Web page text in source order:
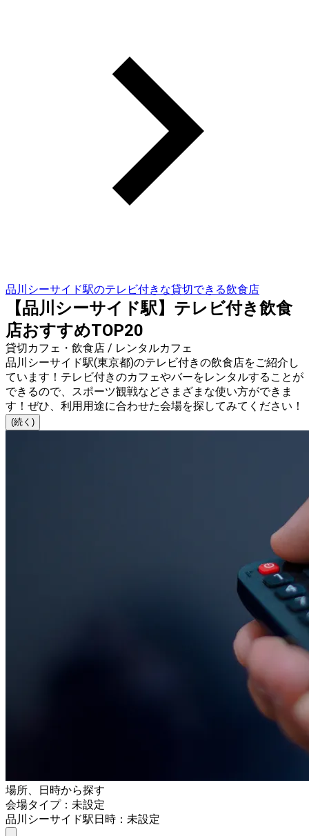
品川シーサイド駅のテレビ付きな貸切できる飲食店
【品川シーサイド駅】テレビ付き飲食
店おすすめTOP20
貸切カフェ・飲食店 / レンタルカフェ
品川シーサイド駅(東京都)のテレビ付きの飲食店をご紹介し
ています！テレビ付きのカフェやバーをレンタルすることが
できるので、スポーツ観戦などさまざまな使い方ができま
す！ぜひ、利用用途に合わせた会場を探してみてください！
(続く)
場所、日時から探す
会場タイプ：未設定
品川シーサイド駅日時：未設定